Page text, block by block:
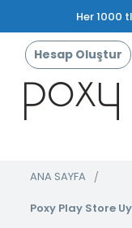
Her 1000
Hesap Oluştur
ANA SAYFA
Poxy Play Store